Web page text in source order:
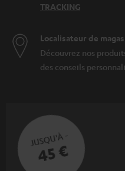
TRACKING
Localisateur de
Découvrez nos
des conseils
JUSQU'À -
45 €